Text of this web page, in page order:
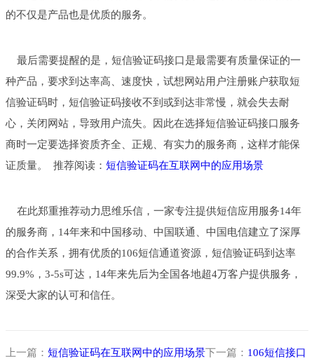
的不仅是产品也是优质的服务。
最后需要提醒的是，短信验证码接口是最需要有质量保证的一
种产品，要求到达率高、速度快，试想网站用户注册账户获取短
信验证码时，短信验证码接收不到或到达非常慢，就会失去耐
心，关闭网站，导致用户流失。因此在选择短信验证码接口服务
商时一定要选择资质齐全、正规、有实力的服务商，这样才能保
证质量。 推荐阅读： 短信验证码在互联网中的应用场景
在此郑重推荐动力思维乐信，一家专注提供短信应用服务14年
的服务商，14年来和中国移动、中国联通、中国电信建立了深厚
的合作关系，拥有优质的106短信通道资源，短信验证码到达率
99.9%，3-5s可达，14年来先后为全国各地超4万客户提供服务，
深受大家的认可和信任。
上一篇： 短信验证码在互联网中的应用场景下一篇： 106短信接口